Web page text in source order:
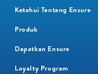
Ketahui Tentang Ensure
Produk
Dapatkan Ensure
Loyalty Program​